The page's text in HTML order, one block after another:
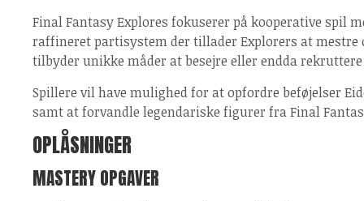
Final Fantasy Explores fokuserer på kooperative spil
raffineret partisystem der tillader Explorers at mestre
tilbyder unikke måder at besejre eller endda
Spillere vil have mulighed for at opfordre beføjelser
samt at forvandle legendariske figurer fra Final
OPLÅSNINGER
MASTERY OPGAVER